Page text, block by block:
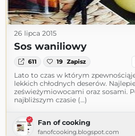
26 lipca 2015
Sos waniliowy
611 19 Zapisz
Lato to czas w którym
lekkich chłodnych deserów.
ześwieżymiowocami oraz sosami.
najbliższym czasie (...)
Fan of cooking
fanofcooking.blogspot.com